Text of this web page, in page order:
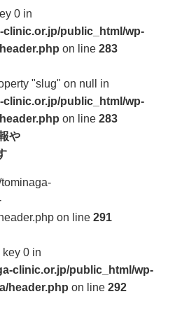
0 in
clinic.or.jp/public_html/wp-
on line 283
"slug" on null in
clinic.or.jp/public_html/wp-
on line 283
や
on line291
key 0 in
clinic.or.jp/public_html/wp-
header.php on line292